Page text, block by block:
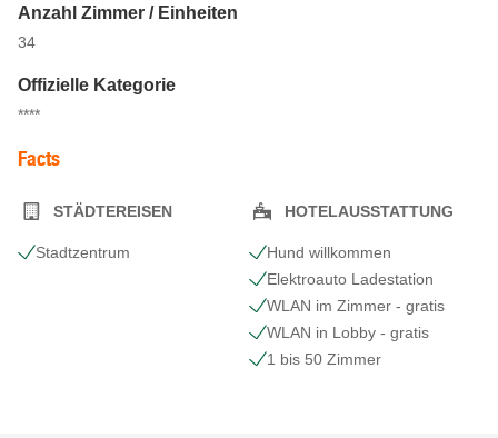
Anzahl Zimmer / Einheiten
34
Offizielle Kategorie
****
Facts
STÄDTEREISEN
Stadtzentrum
HOTELAUSSTATTUNG
Hund willkommen
Elektroauto Ladestation
WLAN im Zimmer - gratis
WLAN in Lobby - gratis
1 bis 50 Zimmer